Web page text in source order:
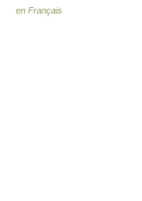
en Français